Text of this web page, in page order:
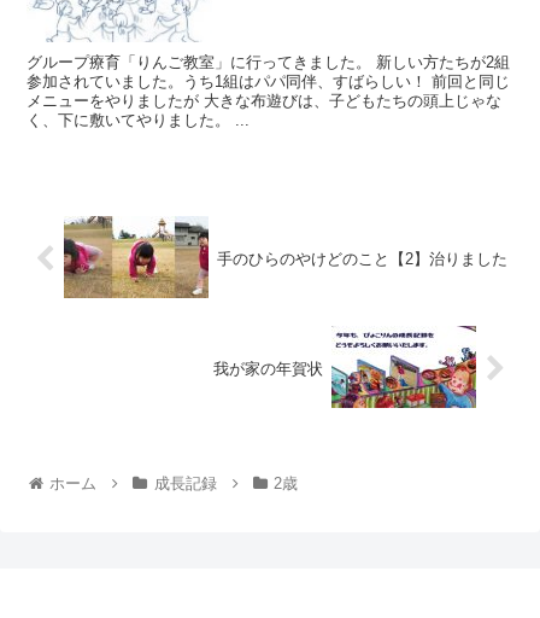
グループ療育「りんご教室」に行ってきました。 新しい方たちが2組
参加されていました。うち1組はパパ同伴、すばらしい！ 前回と同じ
メニューをやりましたが 大きな布遊びは、子どもたちの頭上じゃな
く、下に敷いてやりました。 ...
手のひらのやけどのこと【2】治りました
我が家の年賀状
ホーム 成長記録 2歳